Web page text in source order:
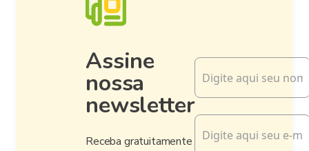
Assine
nossa
newsletter
Receba gratuitamente